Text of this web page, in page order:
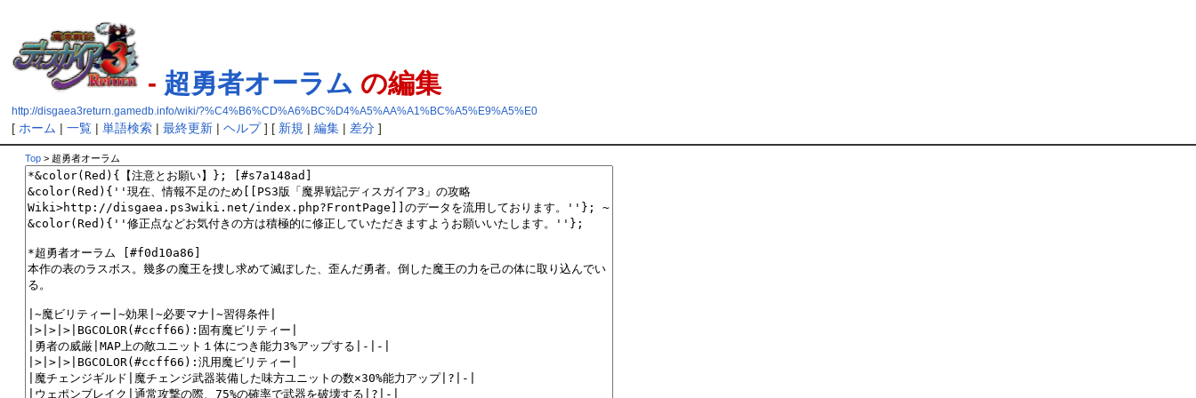
- 超勇者オーラム の編集
http://disgaea3return.gamedb.info/wiki/?%C4%B6%CD%A6%BC%D4%A5%AA%A1%BC%A5%E9%A5%E0
[ ホーム |一覧 |単語検索 |最終更新 |ヘルプ] [ 新規 |編集 | 差分 ]
Top > 超勇者オーラム